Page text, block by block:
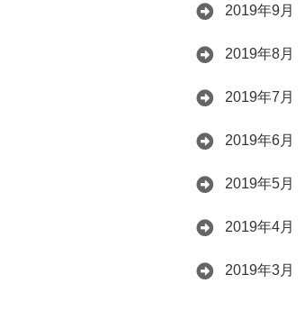
2019年9月
2019年8月
2019年7月
2019年6月
2019年5月
2019年4月
2019年3月